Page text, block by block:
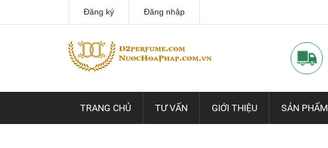
Đăng ký Đăng nhập
TRANG CHỦ TƯ VẤN GIỚI THIỆU SẢN PHẨM